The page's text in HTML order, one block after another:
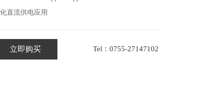
直流供电应用
Tel：0755-27147102
立即购买